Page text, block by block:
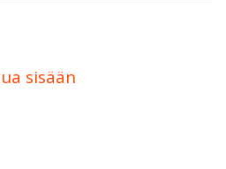
sisään